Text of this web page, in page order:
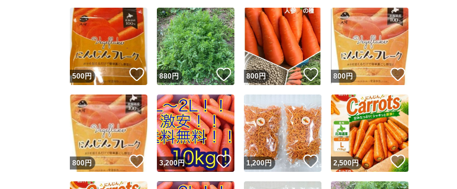
ユーザーの実績について
Yahoo!フリマが定めた一定の基準を満たしたユーザーにバッ
500円 いいね！
880円 いいね！
800円 いいね！
800円
800円 いいね！
3,200円 いいね！
1,200円 いいね！
2,500円 いいね！